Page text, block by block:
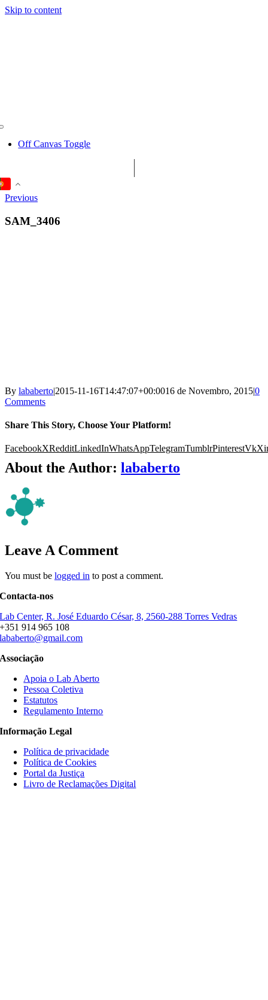
Skip to content
Off Canvas Toggle
Previous
SAM_3406
By lababerto|2015-11-16T14:47:07+00:0016 de Novembro, 2015|0
Comments
Share This Story, Choose Your Platform!
FacebookXRedditLinkedInWhatsAppTelegramTumblrPinterestVk
About the Author: lababerto
Leave A Comment
You must be logged in to post a comment.
Contacta-nos
Lab Center, R. José Eduardo César, 8, 2560-288 Torres Vedras
+351 914 965 108
lababerto@gmail.com
Associação
Apoia o Lab Aberto
Pessoa Coletiva
Estatutos
Regulamento Interno
Informação Legal
Política de privacidade
Política de Cookies
Portal da Justiça
Livro de Reclamações Digital